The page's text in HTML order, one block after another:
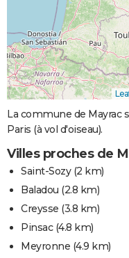
La commune de Mayrac
Paris (à vol d'oiseau).
Villes proches de
Saint-Sozy(2 km)
Baladou (2.8 km)
Creysse (3.8 km)
Pinsac(4.8 km)
Meyronne (4.9 km)